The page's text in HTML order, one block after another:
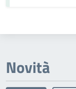
Novità